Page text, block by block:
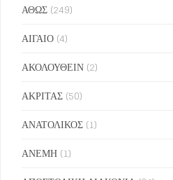
ΑΘΩΣ (249)
ΑΙΓΑΙΟ (4)
ΑΚΟΛΟΥΘΕΙΝ (2)
ΑΚΡΙΤΑΣ (50)
ΑΝΑΤΟΛΙΚΟΣ (1)
ΑΝΕΜΗ (1)